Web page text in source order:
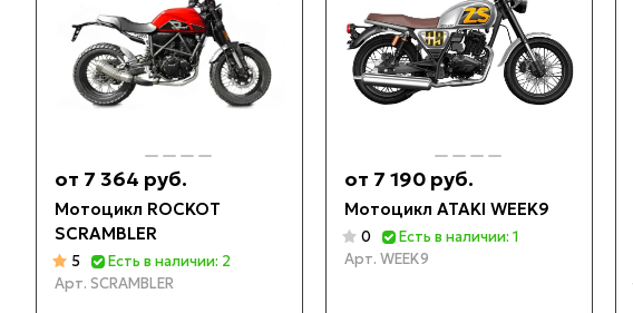
от 7 364 руб.
Мотоцикл ROCKOT
SCRAMBLER
5
Есть в наличии: 2
Арт. SCRAMBLER
от 7 190 руб.
Мотоцикл ATAKI WEEK9
0
Есть в наличии: 1
Арт. WEEK9